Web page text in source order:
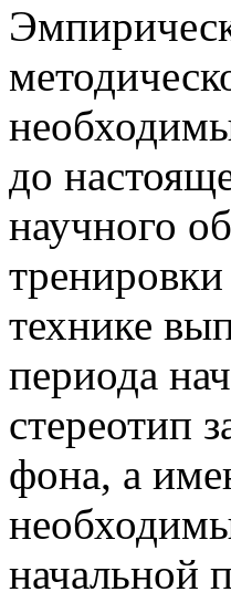
до
научного
технике
периода
стереотип
фона, а
начальной